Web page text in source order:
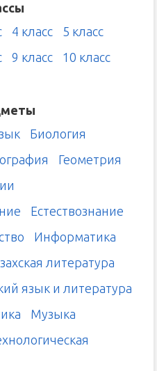
4 класс
5 класс
9 класс
10 класс
Биология
Геометрия
Естествознание
Информатика
литература
язык и литература
Музыка